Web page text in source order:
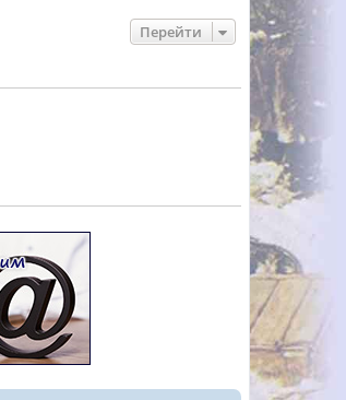
Перейти